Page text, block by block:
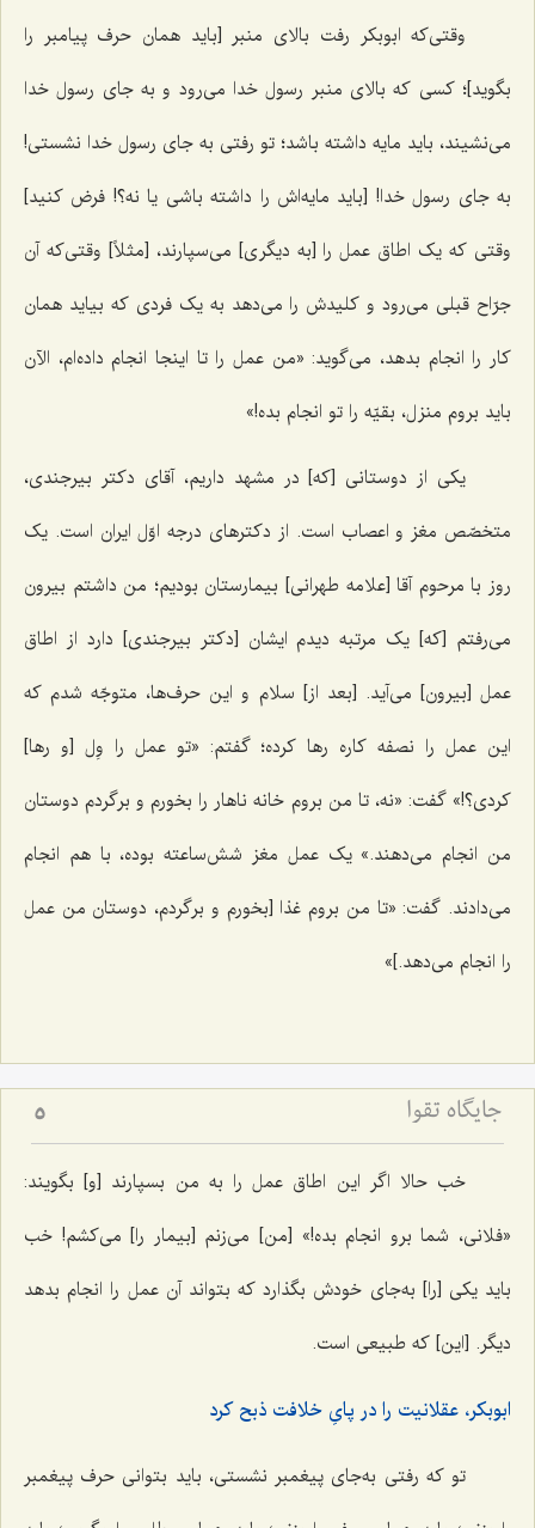
وقتی‌که ابوبکر رفت بالای منبر [باید همان حرف پیامبر را
بگوید]؛ کسی که بالای منبر رسول خدا می‌رود و به جای رسول خدا
می‌نشیند، باید مایه داشته باشد؛ تو رفتی به جای رسول خدا نشستی!
به جای رسول خدا! [باید مایه‌اش را داشته باشی یا نه؟! فرض کنید]
وقتی که یک اطاق عمل را [به دیگری] می‌سپارند، [مثلاً] وقتی‌که آن
جرّاح قبلی می‌رود و کلیدش را می‌دهد به یک فردی که بیاید همان
کار را انجام بدهد، می‌گوید: «من عمل را تا اینجا انجام داده‌ام، الآن
باید بروم منزل، بقیّه را تو انجام بده!»
یکی از دوستانی [که] در مشهد داریم، آقای دکتر بیرجندی،
متخصّص مغز و اعصاب است. از دکترهای درجه اوّل ایران است. یک
روز با مرحوم آقا [علامه طهرانی] بیمارستان بودیم؛ من داشتم بیرون
می‌رفتم [که] یک مرتبه دیدم ایشان [دکتر بیرجندی] دارد از اطاق
عمل [بیرون] می‌آید. [بعد از] سلام و این حرف‌ها، متوجّه شدم که
این عمل را نصفه کاره رها کرده؛ گفتم: «تو عمل را وِل [و رها]
کردی؟!» گفت: «نه، تا من بروم خانه ناهار را بخورم و برگردم دوستان
من انجام می‌دهند.» یک عمل مغز شش‌ساعته بوده، با هم انجام
می‌دادند. گفت: «تا من بروم غذا [بخورم و برگردم، دوستان من عمل
را انجام می‌دهد.]»
جایگاه تقوا 5
خب حالا اگر این اطاق عمل را به من بسپارند [و] بگویند:
«فلانی، شما برو انجام بده!» [من] می‌زنم [بیمار را] می‌کشم! خب
باید یکی [را] به‌جای خودش بگذارد که بتواند آن عمل را انجام بدهد
دیگر. [این] که طبیعی است.
ابوبکر، عقلانیت را در پایِ خلافت ذبح کرد
تو که رفتی به‌جای پیغمبر نشستی، باید بتوانی حرف پیغمبر